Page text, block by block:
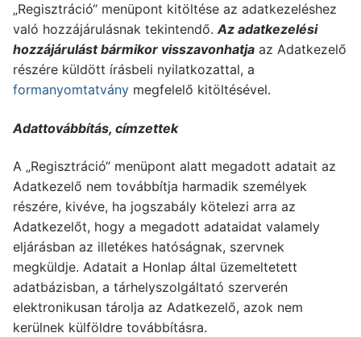
„Regisztráció“ menüpont kitöltése az adatkezeléshez
való hozzájárulásnak tekintendő.Az adatkezelési
hozzájárulást bármikor visszavonhatja az Adatkezelő
részére küldött írásbeli nyilatkozattal, a
formanyomtatvány megfelelő kitöltésével.
Adattovábbítás, címzettek
A „Regisztráció“ menüpont alatt megadott adatait az
Adatkezelő nem továbbítja harmadik személyek
részére, kivéve, ha jogszabály kötelezi arra az
Adatkezelőt, hogy a megadott adataidat valamely
eljárásban az illetékes hatóságnak, szervnek
megküldje. Adatait a Honlap által üzemeltetett
adatbázisban, a tárhelyszolgáltató szerverén
elektronikusan tárolja az Adatkezelő, azok nem
kerülnek külföldre továbbításra.